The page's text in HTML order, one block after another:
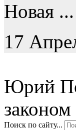
Новая ...
17
Юрий
Поиск по сайту...